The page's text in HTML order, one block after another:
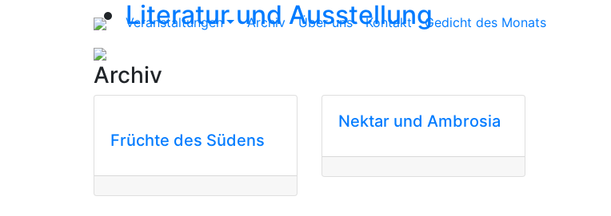
Veranstaltungen Archiv Über uns Kontakt Gedicht des Monats
Literatur und Ausstellung
Archiv
Früchte des Südens
Nektar und Ambrosia